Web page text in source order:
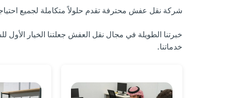
شركة نقل عفش محترفة تقدم حلولاً متكاملة لجميع
خبرتنا الطويلة في مجال نقل العفش جعلتنا الخيار
خدماتنا.